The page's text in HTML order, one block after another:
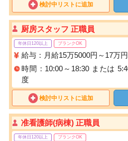
検討中リストに追加
厨房スタッフ 正職員
年休日120以上 ブランクOK
給与：月給15万5000円～17
時間：10:00～18:30 または
度
検討中リストに追加
准看護師(病棟) 正職員
年休日120以上 ブランクOK